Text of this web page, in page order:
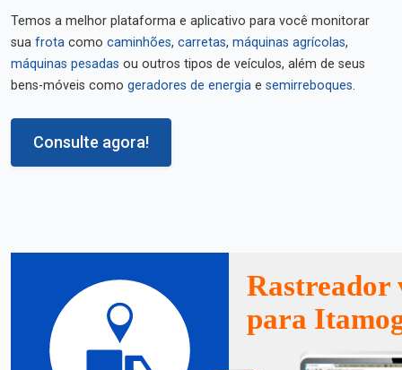
Temos a melhor plataforma e aplicativo para você monitorar
sua frota como caminhões, carretas, máquinas agrícolas,
máquinas pesadas ou outros tipos de veículos, além de seus
bens-móveis como geradores de energia e semirreboques.
Consulte agora!
Rastreador
para